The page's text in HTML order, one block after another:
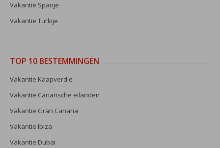
Vakantie Spanje
Vakantie Turkije
TOP 10 BESTEMMINGEN
Vakantie Kaapverdië
Vakantie Canarische eilanden
Vakantie Gran Canaria
Vakantie Ibiza
Vakantie Dubai